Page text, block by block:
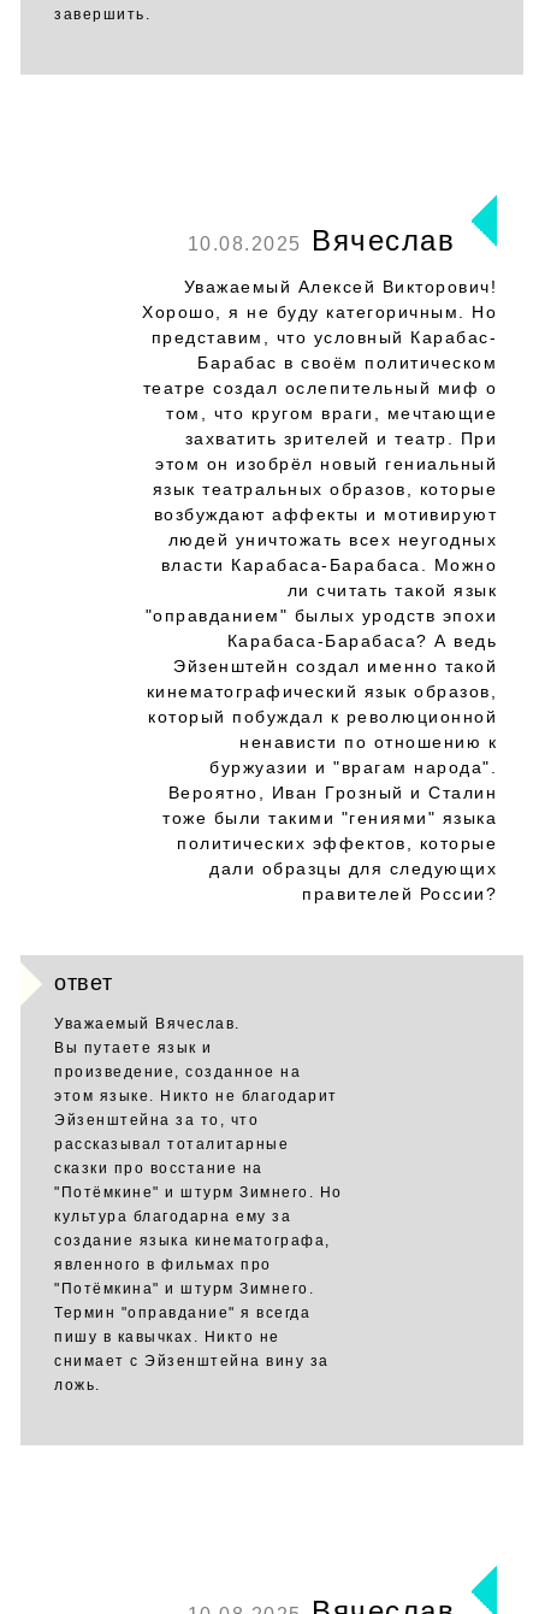
завершить.
10.08.2025 Вячеслав
Уважаемый Алексей Викторович!
Хорошо, я не буду категоричным. Но
представим, что условный Карабас-
Барабас в своём политическом
театре создал ослепительный миф о
том, что кругом враги, мечтающие
захватить зрителей и театр. При
этом он изобрёл новый гениальный
язык театральных образов, которые
возбуждают аффекты и мотивируют
людей уничтожать всех неугодных
власти Карабаса-Барабаса. Можно
ли считать такой язык
"оправданием" былых уродств эпохи
Карабаса-Барабаса? А ведь
Эйзенштейн создал именно такой
кинематографический язык образов,
который побуждал к революционной
ненависти по отношению к
буржуазии и "врагам народа".
Вероятно, Иван Грозный и Сталин
тоже были такими "гениями" языка
политических эффектов, которые
дали образцы для следующих
правителей России?
ответ
Уважаемый Вячеслав.
Вы путаете язык и
произведение, созданное на
этом языке. Никто не благодарит
Эйзенштейна за то, что
рассказывал тоталитарные
сказки про восстание на
"Потёмкине" и штурм Зимнего. Но
культура благодарна ему за
создание языка кинематографа,
явленного в фильмах про
"Потёмкина" и штурм Зимнего.
Термин "оправдание" я всегда
пишу в кавычках. Никто не
снимает с Эйзенштейна вину за
ложь.